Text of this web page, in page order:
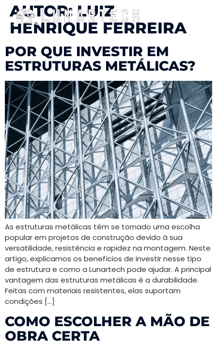
AUTOR: LUIZ
HENRIQUE FERREIRA
POR QUE INVESTIR EM
ESTRUTURAS METÁLICAS?
As estruturas metálicas têm se tornado uma escolha
popular em projetos de construção devido à sua
versatilidade, resistência e rapidez na montagem. Neste
artigo, explicamos os benefícios de investir nesse tipo
de estrutura e como a Lunartech pode ajudar. A principal
vantagem das estruturas metálicas é a durabilidade.
Feitas com materiais resistentes, elas suportam
condições […]
COMO ESCOLHER A MÃO DE
OBRA CERTA